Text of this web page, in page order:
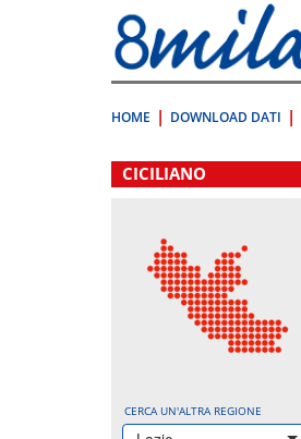
direttamente
a:
Contenuto
HOME DOWNLOAD DATI
.
CICILIANO
CERCA UN'ALTRA REGIONE